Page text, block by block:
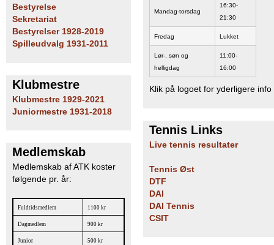
Bestyrelse
Sekretariat
Bestyrelser 1928-2019
Spilleudvalg 1931-2011
Klubmestre
Klubmestre 1929-2021
Juniormestre 1931-2018
Medlemskab
Medlemskab af ATK koster
følgende pr. år:
Fuldtidsmedlem 1100 kr
Dagmedlem 900 kr
Junior 500 kr
Mandag-torsdag
16:30-
21:30
Fredag Lukket
Lør-, søn og
helligdag
11:00-
16:00
Klik på logoet for yderligere info
Tennis Links
Live tennis resultater
Tennis Øst
DTF
DAI
DAI Tennis
CSIT